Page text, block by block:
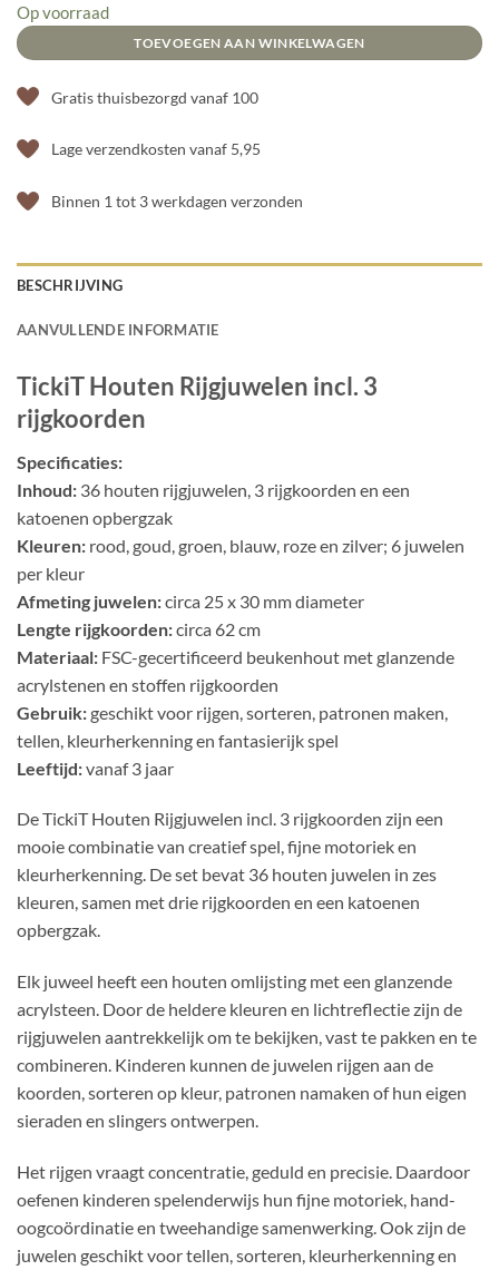
Op voorraad
TOEVOEGEN AAN WINKELWAGEN
Gratis thuisbezorgd vanaf 100
Lage verzendkosten vanaf 5,95
Binnen 1 tot 3 werkdagen verzonden
BESCHRIJVING
AANVULLENDE INFORMATIE
TickiT Houten Rijgjuwelen incl. 3
rijgkoorden
Specificaties:
Inhoud: 36 houten rijgjuwelen, 3 rijgkoorden en een
katoenen opbergzak
Kleuren: rood, goud, groen, blauw, roze en zilver; 6 juwelen
per kleur
Afmeting juwelen:circa 25 x 30 mm diameter
Lengte rijgkoorden:circa 62 cm
Materiaal: FSC-gecertificeerd beukenhout met glanzende
acrylstenen en stoffen rijgkoorden
Gebruik:geschikt voor rijgen, sorteren, patronen maken,
tellen, kleurherkenning en fantasierijk spel
Leeftijd:vanaf 3 jaar
De TickiT Houten Rijgjuwelen incl. 3 rijgkoorden zijn een
mooie combinatie van creatief spel, fijne motoriek en
kleurherkenning. De set bevat 36 houten juwelen in zes
kleuren, samen met drie rijgkoorden en een katoenen
opbergzak.
Elk juweel heeft een houten omlijsting met een glanzende
acrylsteen. Door de heldere kleuren en lichtreflectie zijn de
rijgjuwelen aantrekkelijk om te bekijken, vast te pakken en te
combineren. Kinderen kunnen de juwelen rijgen aan de
koorden, sorteren op kleur, patronen namaken of hun eigen
sieraden en slingers ontwerpen.
Het rijgen vraagt concentratie, geduld en precisie. Daardoor
oefenen kinderen spelenderwijs hun fijne motoriek, hand-
oogcoördinatie en tweehandige samenwerking. Ook zijn de
juwelen geschikt voor tellen, sorteren, kleurherkenning en